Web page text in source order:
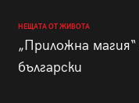
НЕЩАТА ОТ ЖИВОТА
„Приложна
български